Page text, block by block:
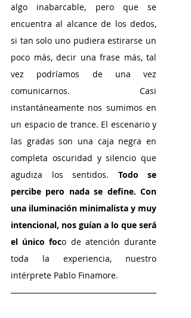
algo inabarcable, pero que se
encuentra al alcance de los dedos,
si tan solo uno pudiera estirarse un
poco más, decir una frase más, tal
vez podríamos de una vez
comunicarnos. Casi
instantáneamente nos sumimos en
un espacio de trance. El escenario y
las gradas son una caja negra en
completa oscuridad y silencio que
agudiza los sentidos. Todo se
percibe pero nada se define. Con
una iluminación minimalista y muy
intencional, nos guían a lo que será
el único foco de atención durante
toda la experiencia, nuestro
intérprete Pablo Finamore.